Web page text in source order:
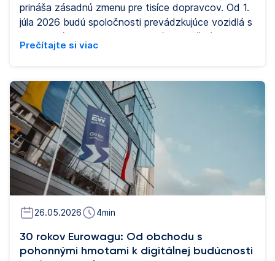
prináša zásadnú zmenu pre tisíce dopravcov. Od 1.
júla 2026 budú spoločnosti prevádzkujúce vozidlá s
hmotnosťou 2,5-3,5 tony, ktoré prekračujú hranice,
povinné mať takzvaný inteligentný tachograf
pravidlá pre pracovnú dobu. Zmena vyplýva z
Európskeho balíčku mobility I a je upravená
nariadením EÚ 2020/1054. Spoločnosť Eurowag je
pripravená poskytnúť dopravcom svoje digitálne
tachografy a ďalšie digitálne nástroje, ktoré sa
stávajú nevyhnutnými pre každodennú prevádzku
dopravných spoločností.
Prečítajte si viac
26.05.2026 4min
30 rokov Eurowagu: Od obchodu s
pohonnými hmotami k digitálnej budúcnosti